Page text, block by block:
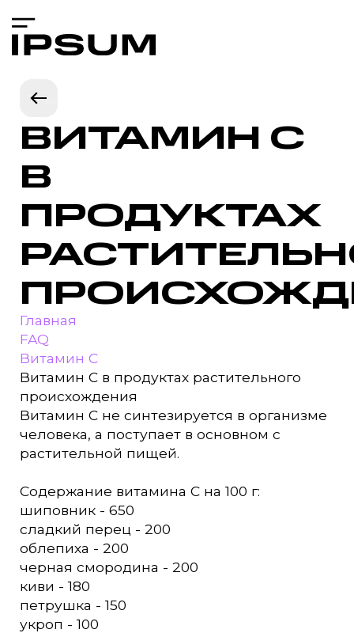
ВИТАМИН С
В
ПРОДУКТАХ
Главная
FAQ
Витамин С
Витамин С в продуктах растительного
происхождения
Витамин С не синтезируется в организме
человека, а поступает в основном с
растительной пищей.
Содержание витамина С на 100 г:
шиповник - 650
сладкий перец - 200
облепиха - 200
черная смородина - 200
киви - 180
петрушка - 150
укроп - 100